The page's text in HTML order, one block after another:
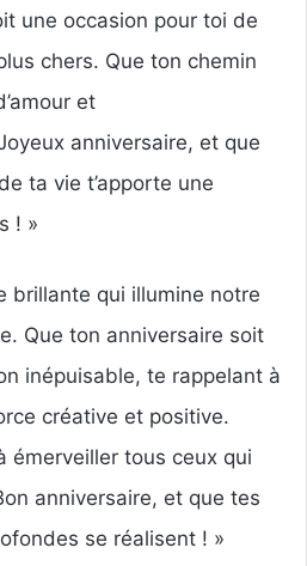
une occasion pour toi de
chers. Que ton chemin
et
anniversaire, et que
ta vie t’apporte une
! »
brillante qui illumine notre
Que ton anniversaire soit
inépuisable, te rappelant à
créative et positive.
émerveiller tous ceux qui
anniversaire, et que tes
se réalisent ! »